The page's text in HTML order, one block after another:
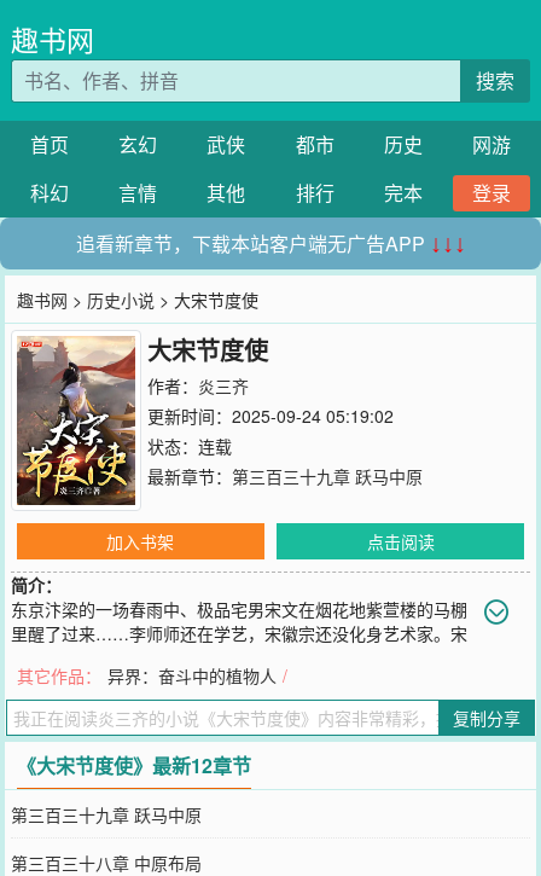
趣书网
搜索
首页 玄幻 武侠 都市 历史
网游
科幻
言情 其他 排行 完本
登录
追看新章节，下载本站客户端无广告APP ↓↓↓
趣书网 > 历史小说 > 大宋节度使
大宋节度使
作者： 炎三齐
更新时间：2025-09-24 05:19:02
状态：连载
最新章节： 第三百三十九章 跃马中原
加入书架
点击阅读
简介：
东京汴梁的一场春雨中、极品宅男宋文在烟花地紫萱楼的马棚
里醒了过来……李师师还在学艺，宋徽宗还没化身艺术家。宋
艺没武艺。明清诗词没记住几首，蒸汽机大炮也不会造，无路可走无
处可逃！搜肠刮肚编戏曲，胡说八道填唱词。勾栏业务要学习，工会
茶壶联盟！从花街柳巷到煌煌朝堂、从江湖到战场，从市井贱民到一
方节度使……看宋文如何绝地逆袭！
您要是觉得《大宋节度使》还不错的话请不要忘记向您QQ群和微博微
信里的朋友推荐哦！
其它作品： 异界：奋斗中的植物人 /
复制分享
《大宋节度使》最新12章节
第三百三十九章 跃马中原
第三百三十八章 中原布局